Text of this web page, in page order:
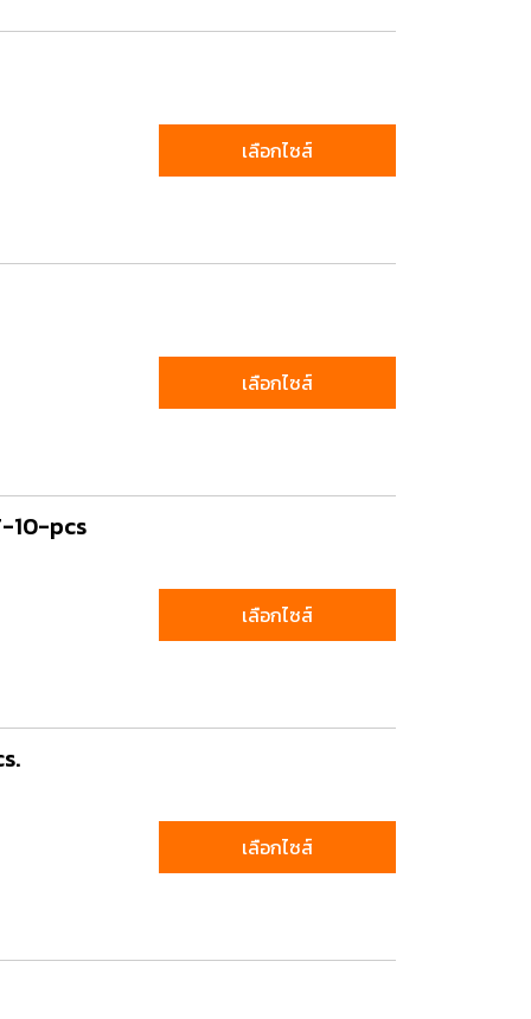
เลือกไซส์
เลือกไซส์
10-pcs
เลือกไซส์
เลือกไซส์